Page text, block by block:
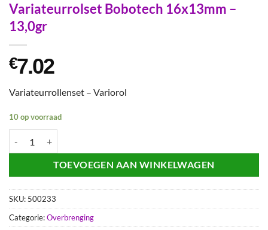
Variateurrolset Bobotech 16x13mm –
13,0gr
€7.02
Variateurrollenset – Variorol
10 op voorraad
TOEVOEGEN AAN WINKELWAGEN
SKU: 500233
Categorie:Overbrenging